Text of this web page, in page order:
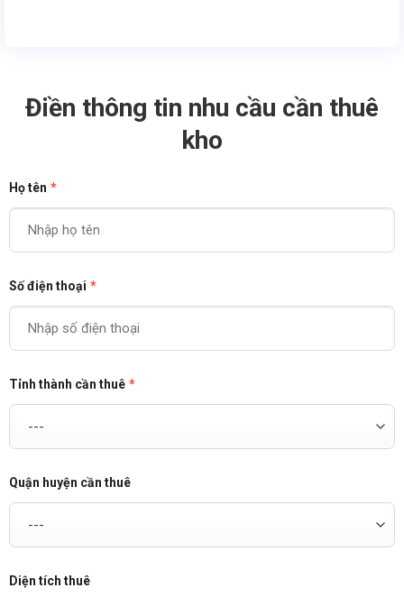
Điền thông tin nhu cầu cần thuê
kho
Họ tên *
Số điện thoại *
Tỉnh thành cần thuê *
Quận huyện cần thuê
Diện tích thuê